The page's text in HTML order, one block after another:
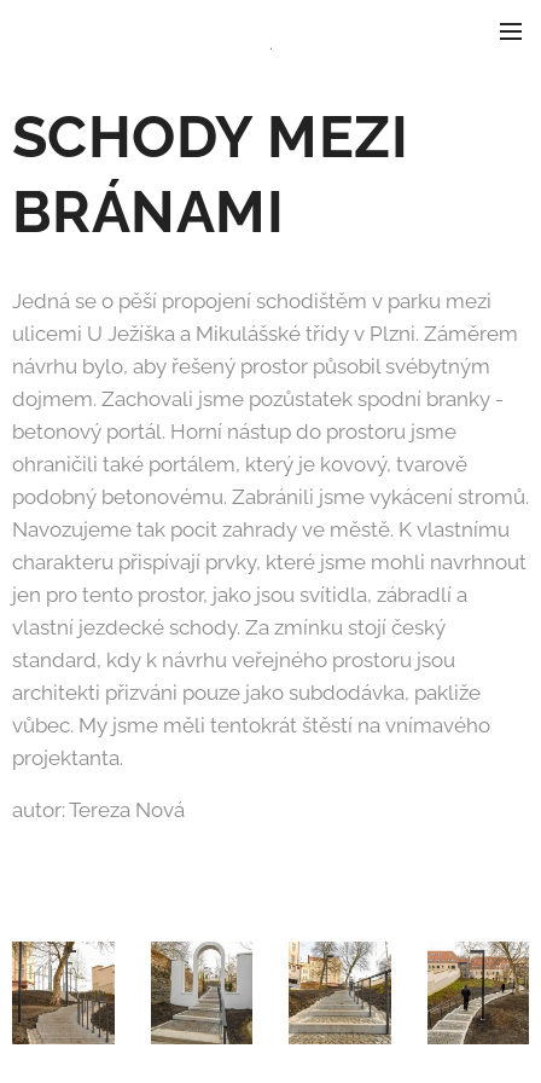
.
SCHODY MEZI
BRÁNAMI
Jedná se o pěší propojení schodištěm v parku mezi
ulicemi U Ježíška a Mikulášské třídy v Plzni. Záměrem
návrhu bylo, aby řešený prostor působil svébytným
dojmem. Zachovali jsme pozůstatek spodní branky -
betonový portál. Horní nástup do prostoru jsme
ohraničili také portálem, který je kovový, tvarově
podobný betonovému. Zabránili jsme vykácení stromů.
Navozujeme tak pocit zahrady ve městě. K vlastnímu
charakteru přispívají prvky, které jsme mohli navrhnout
jen pro tento prostor, jako jsou svítidla, zábradlí a
vlastní jezdecké schody. Za zmínku stojí český
standard, kdy k návrhu veřejného prostoru jsou
architekti přizváni pouze jako subdodávka, pakliže
vůbec. My jsme měli tentokrát štěstí na vnímavého
projektanta.
autor: Tereza Nová